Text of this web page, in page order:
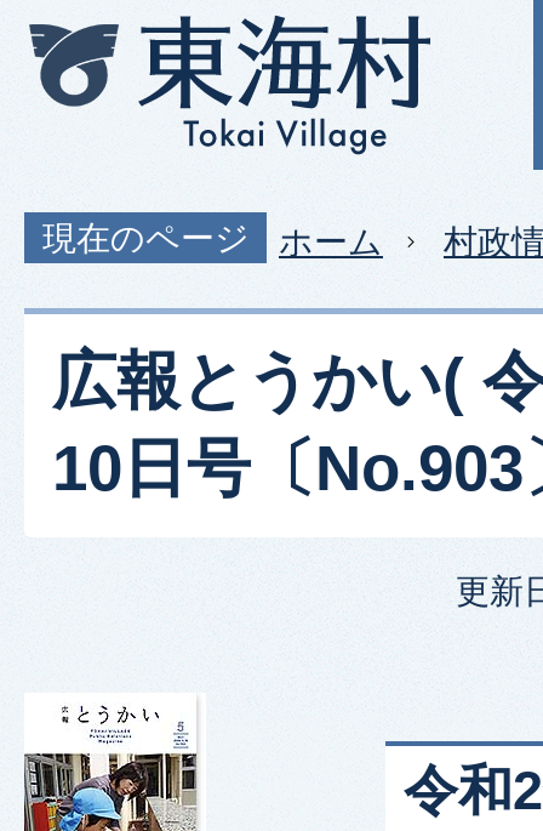
現在のページ ホーム 村政
広報とうかい(
10日号〔No.903
更新
令和